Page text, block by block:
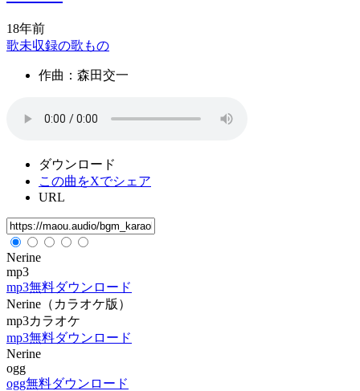
18年前
歌未収録の歌もの
作曲：森田交一
ダウンロード
この曲をXでシェア
URL
Nerine
mp3
mp3無料ダウンロード
Nerine（カラオケ版）
mp3カラオケ
mp3無料ダウンロード
Nerine
ogg
ogg無料ダウンロード